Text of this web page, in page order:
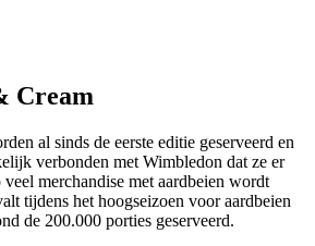
Cream
al sinds de eerste editie geserveerd en
verbonden met Wimbledon dat ze er
merchandise met aardbeien wordt
tijdens het hoogseizoen voor aardbeien
de 200.000 porties geserveerd.